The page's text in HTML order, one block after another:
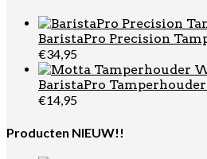
BaristaPro Precision
€34,95
BaristaPro
€14,95
Producten NIEUW!!